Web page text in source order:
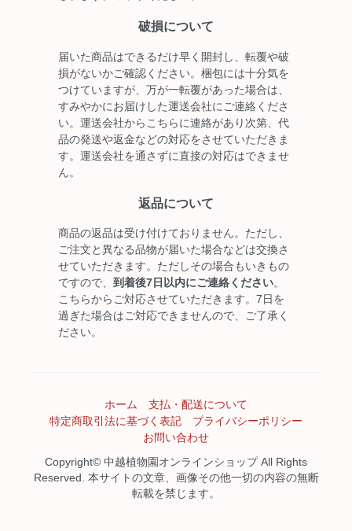
破損について
届いた商品はできるだけ早く開封し、転覆や破
損がないかご確認ください。梱包には十分気を
つけていますが、万が一転覆があった場合は、
すみやかにお届けした運送会社にご連絡くださ
い。運送会社からこちらに連絡があり次第、代
品の発送や返金などの対応をさせていただきま
す。運送会社を通さずに直接の対応はできませ
ん。
返品について
商品の返品は受け付けておりません。ただし、
ご注文と異なる品物が届いた場合などは交換さ
せていただきます。ただしその場合もいきもの
ですので、 到着後7日以内にご連絡ください。
こちらからご対応させていただきます。7日を
過ぎた場合はご対応できませんので、ご了承く
ださい。
ホーム
支払・配送について
特定商取引法に基づく表記
プライバシーポリシー
お問い合わせ
Copyright© 中越植物園オンラインショップ All Rights
Reserved. 本サイトの文章、画像その他一切の内容の無断
転載を禁じます。